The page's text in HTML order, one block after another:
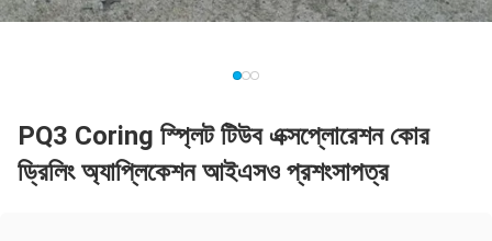
PQ3 Coring স্প্লিট টিউব এক্সপ্লোরেশন কোর
ড্রিলিং অ্যাপ্লিকেশন আইএসও প্রশংসাপত্র